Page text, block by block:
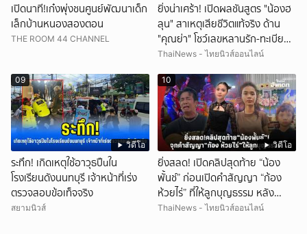
เปิดนาที!เก๋งพุ่งชนศูนย์พัฒนาเด็ก
เล็กบ้านหนองสองตอน
THE ROOM 44 CHANNEL
ยิ่งน่าเศร้า! เปิดผลชันสูตร "น้องฮ
ลุน" สาเหตุเสียชีวิตแท้จริง ด้าน
"คุณย่า" โชว์เลขหลานรัก-ทะเบียน
รถเคลื่อนร่าง!
ThaiNews - ไทยนิวส์ออนไลน์
วิดีโอ
09
ระทึก! เกิดเหตุใช้อาวุธปืuใน
โรงเรียนดังนนทบุรี เจ้าหน้าที่เร่ง
ตรวจสอบข้อเท็จจริง
สยามนิวส์
วิดีโอ
10
ยิ่งสลด! เปิดคลิปสุดท้าย “น้อง
พั้นช์” ก่อนเปิดคำสัญญา “ก้อง
ห้วยไร่” ที่ให้ลูกบุญธรรม หลัง
ลาโลก!
ThaiNews - ไทยนิวส์ออนไลน์